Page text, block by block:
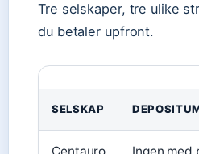
Tre selskaper, tre ulike
du betaler upfront.
SELSKAP